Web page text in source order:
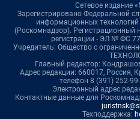
Сетевое издание
Зарегистрировано Федеральной
информационных
(Роскомнадзор). Регистрационный
регистрации - ЭЛ № ФС
Учредитель: Общество с
Главный редактор:
Адрес редакции: 660017, Россия,
телефон 8 (391) 252-
Электронный адрес
Контактные данные для
Техподдержка: